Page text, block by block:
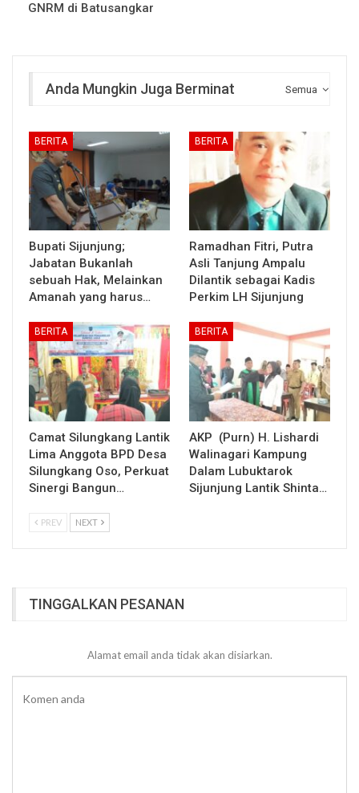
GNRM di Batusangkar
Semua
Anda Mungkin Juga Berminat
BERITA
Bupati Sijunjung;
Jabatan Bukanlah
sebuah Hak, Melainkan
Amanah yang harus…
BERITA
Ramadhan Fitri, Putra
Asli Tanjung Ampalu
Dilantik sebagai Kadis
Perkim LH Sijunjung
BERITA
Camat Silungkang Lantik
Lima Anggota BPD Desa
Silungkang Oso, Perkuat
Sinergi Bangun…
BERITA
AKP (Purn) H. Lishardi
Walinagari Kampung
Dalam Lubuktarok
Sijunjung Lantik Shinta…
PREV NEXT
TINGGALKAN PESANAN
Alamat email anda tidak akan disiarkan.